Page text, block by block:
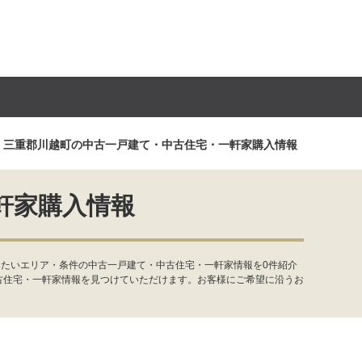
三重郡川越町の中古一戸建て・中古住宅・一軒家購入情報
家購入情報
いエリア・条件の中古一戸建て・中古住宅・一軒家情報を0件紹介
宅・一軒家情報を見つけていただけます。お客様にご希望に沿うお